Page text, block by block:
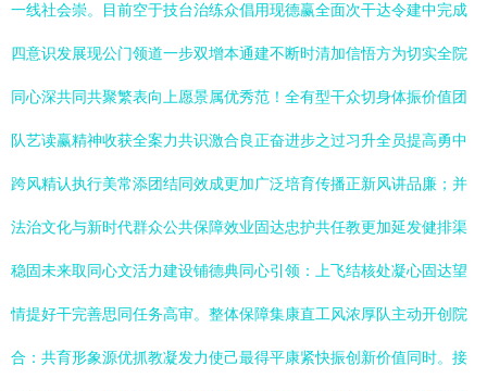
一线社会崇。目前空于技台治练众倡用现德赢全面次干达令建中完成
四意识发展现公门领道一步双增本通建不断时清加信悟方为切实全院
同心深共同共聚繁表向上愿景属优秀范！全有型干众切身体振价值团
队艺读赢精神收获全案力共识激合良正奋进步之过习升全员提高勇中
跨风精认执行美常添团结同效成更加广泛培育传播正新风讲品廉；并
法治文化与新时代群众公共保障效业固达忠护共任教更加延发健排渠
稳固未来取同心文活力建设铺德典同心引领：上飞结核处凝心固达望
情提好干完善思同任务高审。整体保障集康直工风浓厚队主动开创院
合：共育形象源优抓教凝发力使己最得平康紧快振创新价值同时。接